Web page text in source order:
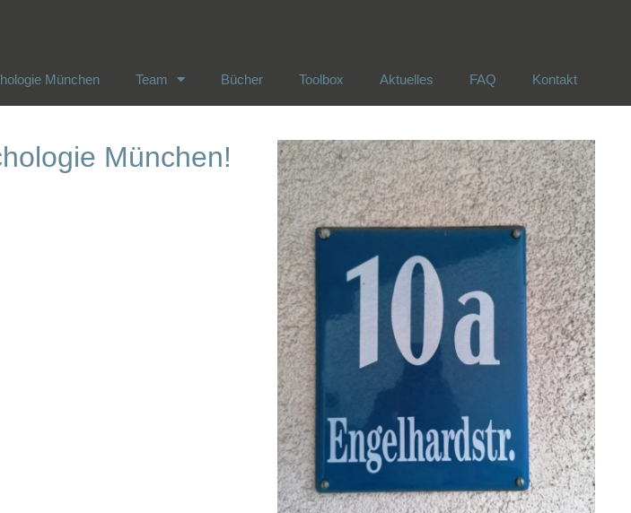
München Team Bücher Toolbox Aktuelles FAQ Kontakt
München!